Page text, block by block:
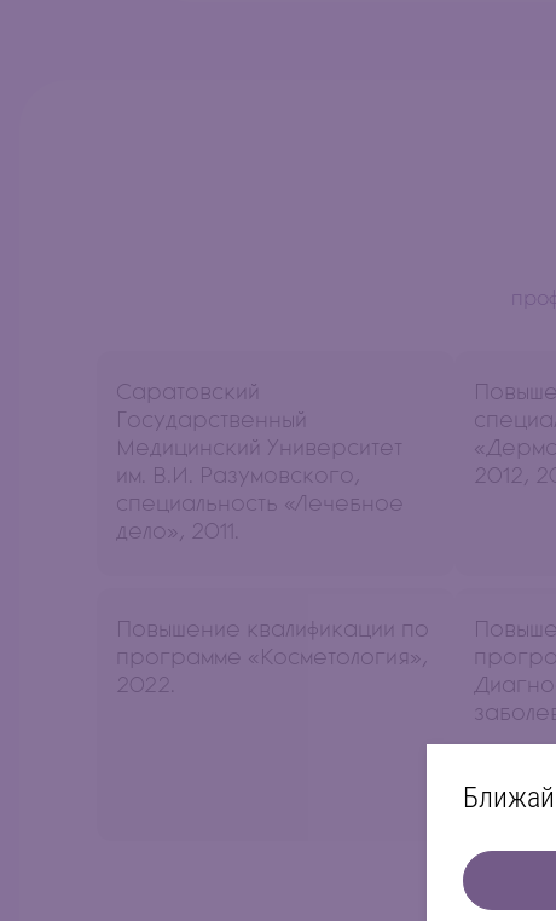
Саратовский
Государственный
Медицинский Университет
им. В.И. Разумовского,
специальность «Лечебное
дело», 2011.
2012,
Повышение квалификации по
программе «Косметология»,
2022.